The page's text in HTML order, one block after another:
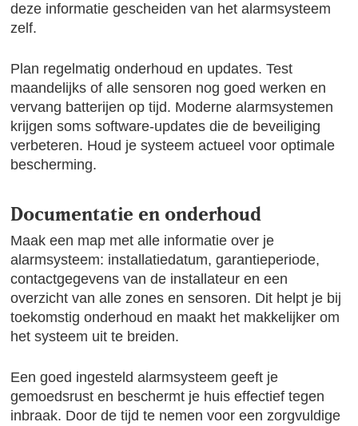
deze informatie gescheiden van het alarmsysteem
zelf.
Plan regelmatig onderhoud en updates. Test
maandelijks of alle sensoren nog goed werken en
vervang batterijen op tijd. Moderne alarmsystemen
krijgen soms software-updates die de beveiliging
verbeteren. Houd je systeem actueel voor optimale
bescherming.
Documentatie en onderhoud
Maak een map met alle informatie over je
alarmsysteem: installatiedatum, garantieperiode,
contactgegevens van de installateur en een
overzicht van alle zones en sensoren. Dit helpt je bij
toekomstig onderhoud en maakt het makkelijker om
het systeem uit te breiden.
Een goed ingesteld alarmsysteem geeft je
gemoedsrust en beschermt je huis effectief tegen
inbraak. Door de tijd te nemen voor een zorgvuldige